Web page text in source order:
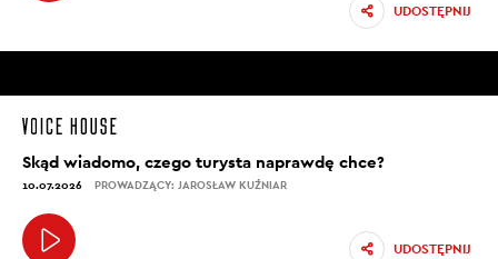
UDOSTĘPNIJ
Skąd wiadomo, czego turysta naprawdę chce?
10.07.2026 PROWADZĄCY: JAROSŁAW KUŹNIAR
UDOSTĘPNIJ